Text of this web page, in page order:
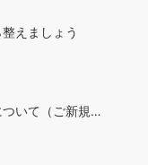
えましょう
ついて（ご新規…